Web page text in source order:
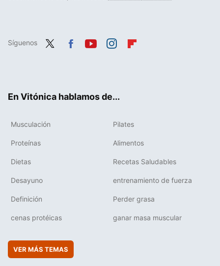
Síguenos
En Vitónica hablamos de...
Musculación Pilates
Proteínas Alimentos
Dietas Recetas Saludables
Desayuno entrenamiento de fuerza
Definición Perder grasa
cenas protéicas ganar masa muscular
VER MÁS TEMAS